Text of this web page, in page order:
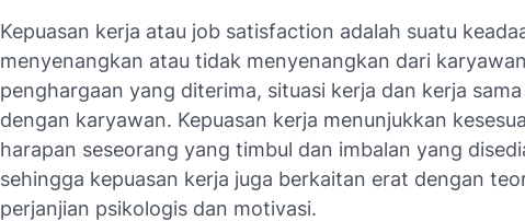
Kepuasan kerja atau job satisfaction adalah suatu
menyenangkan atau tidak menyenangkan dari
penghargaan yang diterima, situasi kerja dan kerja
dengan karyawan. Kepuasan kerja menunjukkan
harapan seseorang yang timbul dan imbalan yang
sehingga kepuasan kerja juga berkaitan erat dengan
perjanjian psikologis dan motivasi.